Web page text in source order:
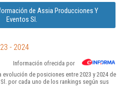
de Assia Producciones Y
Eventos Sl.
- 2024
Información ofrecida por
de posiciones entre 2023 y 2024 de
por cada uno de los rankings según sus